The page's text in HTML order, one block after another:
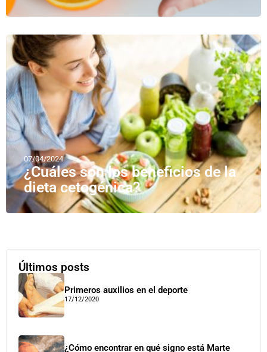
07/04/2024
¿Cuáles son los beneficios de la
dieta cetogénica?
Últimos posts
Primeros auxilios en el deporte
17/12/2020
¿Cómo encontrar en qué signo está Marte